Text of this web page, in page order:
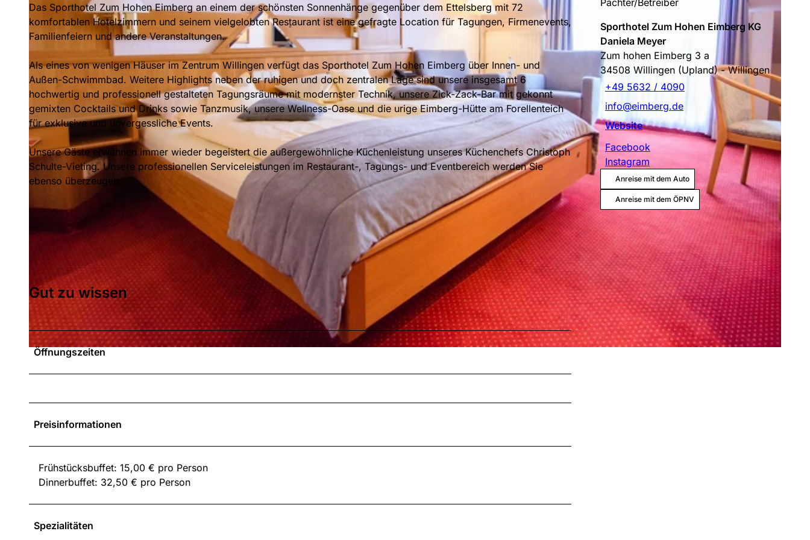
© Sporthotel Zum Hohen Eimberg |CC-BY-SA
© Sporthotel Zum Hohen Eimberg, Dennis Müller |
Das Sporthotel Zum Hohen Eimberg an einem der schönsten Sonnenhänge gegenüber dem Ettelsberg mit 72
komfortablen Hotelzimmern und seinem vielgelobten Restaurant ist eine gefragte Location für Tagungen, Firmenevents,
Familienfeiern und andere Veranstaltungen.
Als eines von wenigen Häuser im Zentrum Willingen verfügt das Sporthotel Zum Hohen Eimberg über Innen- und
Außen-Schwimmbad. Weitere Highlights neben der ruhigen und doch zentralen Lage sind unsere insgesamt 6
hochwertig und professionell gestalteten Tagungsräume mit modernster Technik, unsere Zick-Zack-Bar mit gekonnt
gemixten Cocktails und Drinks sowie Tanzmusik, unsere Wellness-Oase und die urige Eimberg-Hütte am Forellenteich
für exklusive und unvergessliche Events.
Unsere Gäste erwähnen immer wieder begeistert die außergewöhnliche Küchenleistung unseres Küchenchefs Christoph
Schulte-Vieting. Unsere professionellen Serviceleistungen im Restaurant-, Tagungs- und Eventbereich werden Sie
ebenso überzeugen.
Gut zu wissen
Öffnungszeiten
Preisinformationen
Frühstücksbuffet: 15,00 € pro Person
Dinnerbuffet: 32,50 € pro Person
Spezialitäten
Sporthotel Zum Hohen Eimberg KG
Daniela Meyer
Zum hohen Eimberg 3 a
34508 Willingen (Upland)- Willingen
+49 5632 / 4090
info@eimberg.de
Website
Facebook
Instagram
Anreise mit dem Auto
Anreise mit dem ÖPNV